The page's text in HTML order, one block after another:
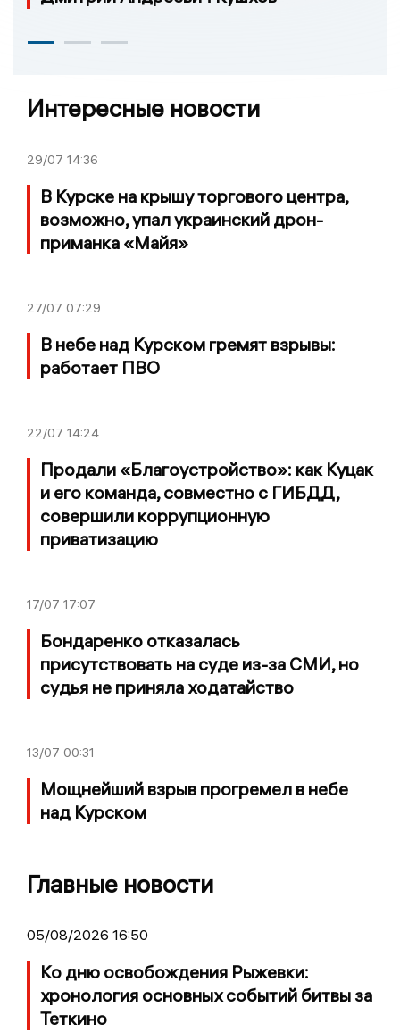
Интересные новости
29/07 14:36
В Курске на крышу торгового центра,
возможно, упал украинский дрон-
приманка «Майя»
27/07 07:29
В небе над Курском гремят взрывы:
работает ПВО
22/07 14:24
Продали «Благоустройство»: как Куцак
и его команда, совместно с ГИБДД,
совершили коррупционную
приватизацию
17/07 17:07
Бондаренко отказалась
присутствовать на суде из-за СМИ, но
судья не приняла ходатайство
13/07 00:31
Мощнейший взрыв прогремел в небе
над Курском
Главные новости
05/08/2026 16:50
Ко дню освобождения Рыжевки:
хронология основных событий битвы за
Теткино